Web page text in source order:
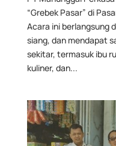
“Grebek Pasar” di
Acara ini berlangsung
siang, dan mendapat
sekitar, termasuk ibu
kuliner, dan...